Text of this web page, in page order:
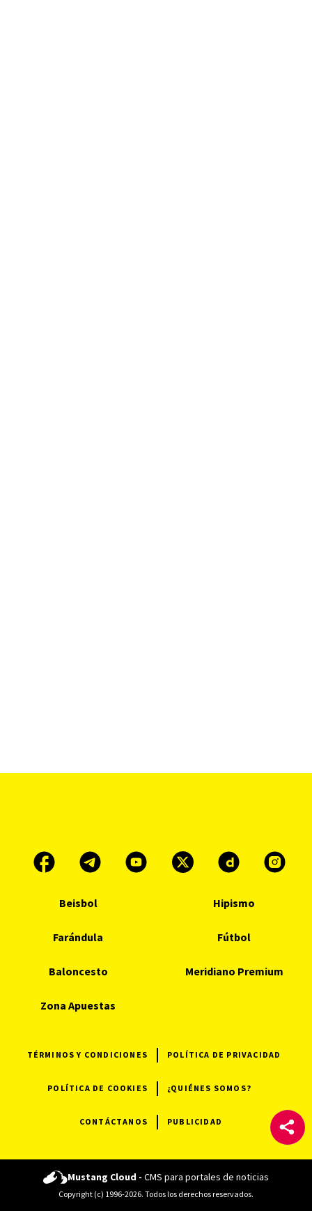
Beisbol Hipismo
Farándula Fútbol
Baloncesto Meridiano Premium
Zona Apuestas
TÉRMINOS Y CONDICIONES POLÍTICA DE PRIVACIDAD
POLÍTICA DE COOKIES ¿QUIÉNES SOMOS?
CONTÁCTANOS PUBLICIDAD
Mustang Cloud - CMS para portales de noticias
Copyright (c) 1996-2026. Todos los derechos reservados.